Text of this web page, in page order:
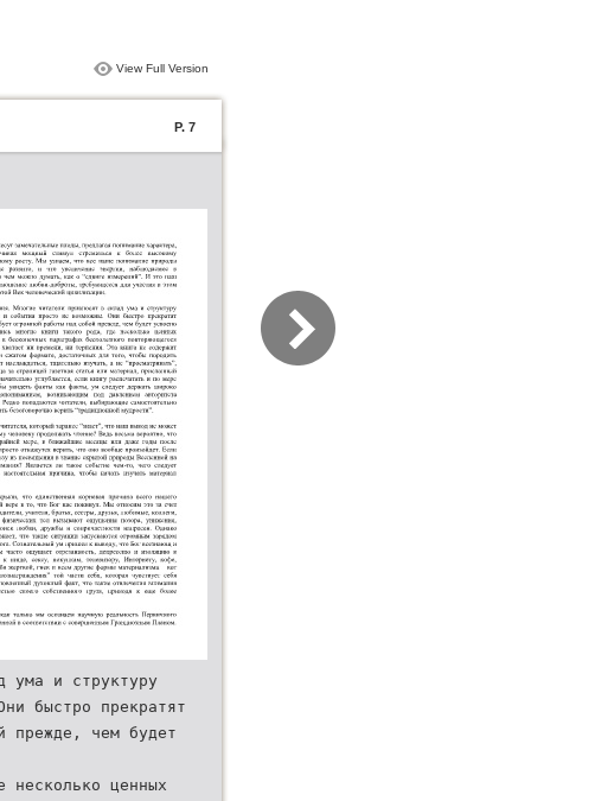
View Full Version
P. 7
ума и структуру
быстро прекратят
прежде, чем будет
несколько ценных